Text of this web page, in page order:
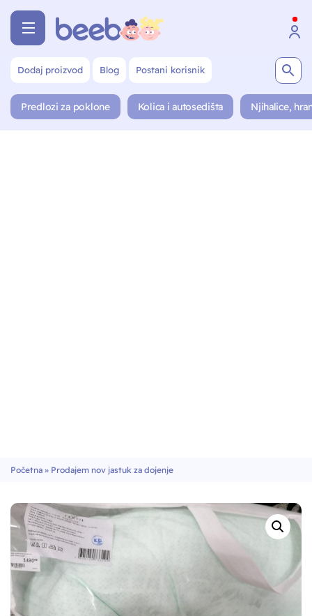
Dodaj proizvod Blog Postani korisnik
Predlozi za poklone Kolica i autosedišta Njihalice,
Početna » Prodajem nov jastuk za dojenje